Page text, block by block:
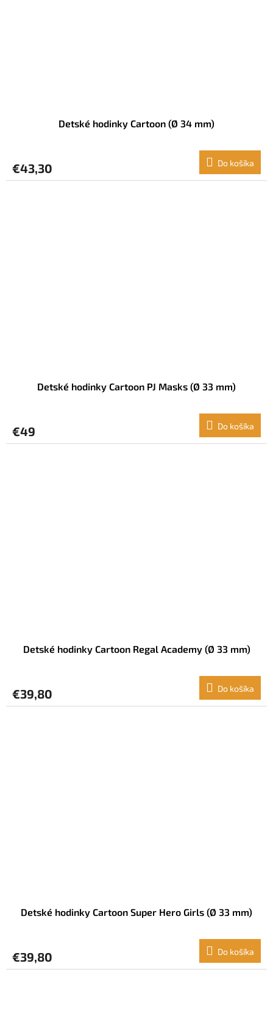
Detské hodinky Cartoon (Ø 34 mm)
€43,30 Do košíka
Detské hodinky Cartoon PJ Masks (Ø 33 mm)
€49 Do košíka
Detské hodinky Cartoon Regal Academy (Ø 33 mm)
€39,80 Do košíka
Detské hodinky Cartoon Super Hero Girls (Ø 33 mm)
€39,80 Do košíka